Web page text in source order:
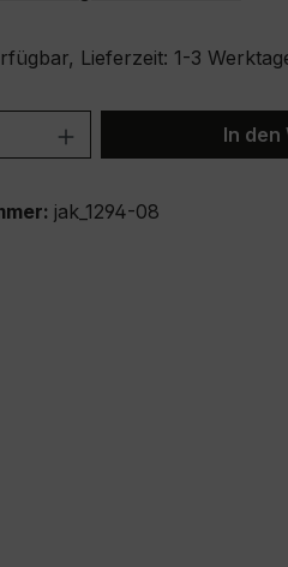
Lieferzeit: 1-3
Anzahl: Gib denIn den
jak_1294-08